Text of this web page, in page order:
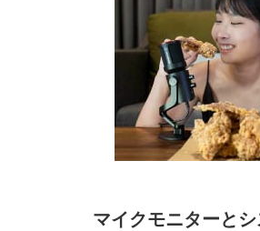
マイクモニターと